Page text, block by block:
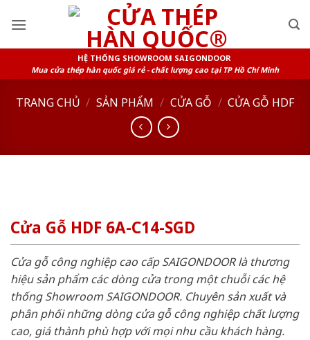
HỆ THỐNG SHOWROOM SAIGONDOOR
Mua cửa thép hàn quốc giá rẻ - chất lượng cao tại TP Hồ Chí Minh
TRANG CHỦ / SẢN PHẨM / CỬA GỖ / CỬA GỖ HDF
Cửa Gỗ HDF 6A-C14-SGD
Cửa gỗ công nghiệp cao cấp SAIGONDOOR là thương
hiệu sản phẩm các dòng cửa trong một chuỗi các hệ
thống Showroom SAIGONDOOR. Chuyên sản xuất và
phân phối những dòng cửa gỗ công nghiệp chất lượng
cao, giá thành phù hợp với mọi nhu cầu khách hàng.